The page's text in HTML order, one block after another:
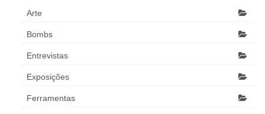
Arte
Bombs
Entrevistas
Exposições
Ferramentas